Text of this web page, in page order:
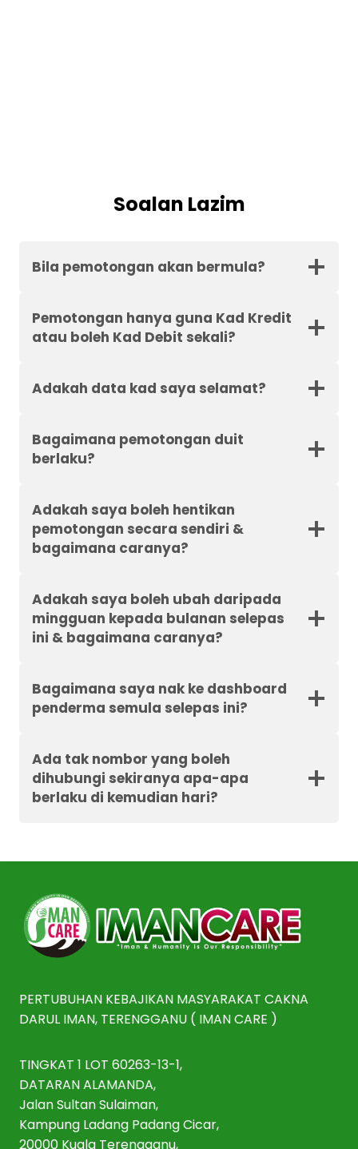
Soalan Lazim
Bila pemotongan akan bermula?
Pemotongan hanya guna Kad Kredit
atau boleh Kad Debit sekali?
Adakah data kad saya selamat?
Bagaimana pemotongan duit
berlaku?
Adakah saya boleh hentikan
pemotongan secara sendiri &
bagaimana caranya?
Adakah saya boleh ubah daripada
mingguan kepada bulanan selepas
ini & bagaimana caranya?
Bagaimana saya nak ke dashboard
penderma semula selepas ini?
Ada tak nombor yang boleh
dihubungi sekiranya apa-apa
berlaku di kemudian hari?
PERTUBUHAN KEBAJIKAN MASYARAKAT CAKNA
DARUL IMAN, TERENGGANU ( IMAN CARE )
TINGKAT 1 LOT 60263-13-1,
DATARAN ALAMANDA,
Jalan Sultan Sulaiman,
Kampung Ladang Padang Cicar,
20000 Kuala Terengganu,